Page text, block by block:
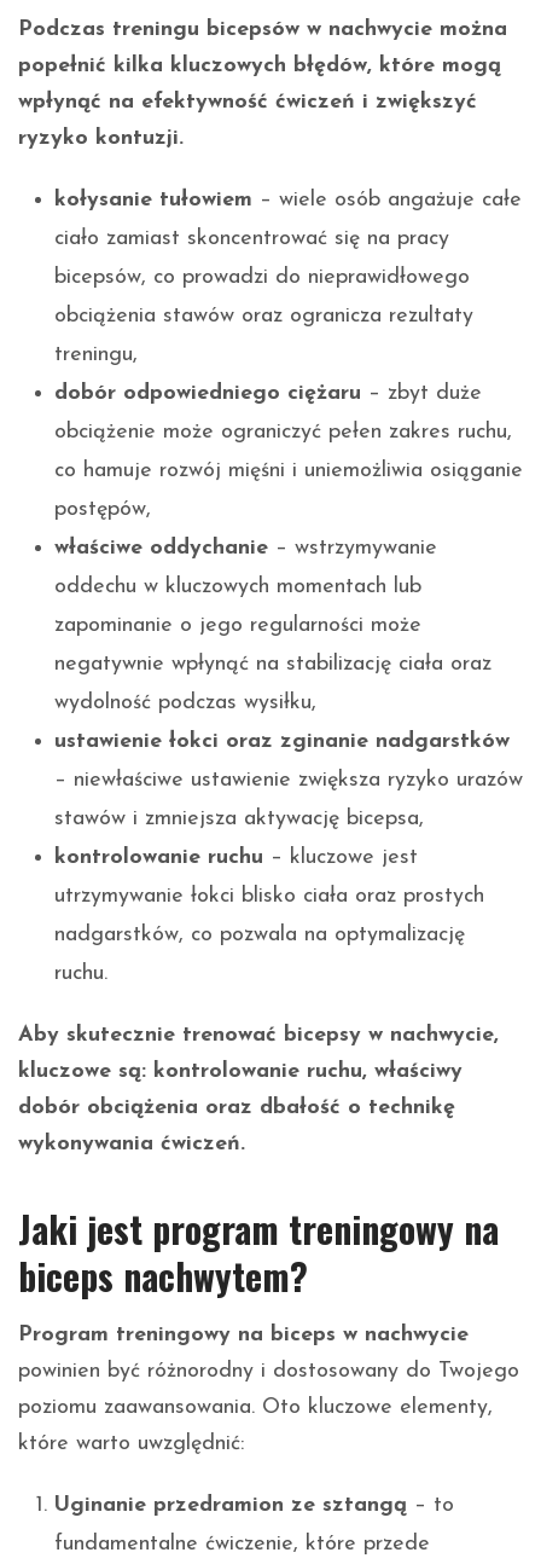
Podczas treningu bicepsów w nachwycie można
popełnić kilka kluczowych błędów, które mogą
wpłynąć na efektywność ćwiczeń i zwiększyć
ryzyko kontuzji.
kołysanie tułowiem – wiele osób angażuje całe
ciało zamiast skoncentrować się na pracy
bicepsów, co prowadzi do nieprawidłowego
obciążenia stawów oraz ogranicza rezultaty
treningu,
dobór odpowiedniego ciężaru – zbyt duże
obciążenie może ograniczyć pełen zakres ruchu,
co hamuje rozwój mięśni i uniemożliwia osiąganie
postępów,
właściwe oddychanie – wstrzymywanie
oddechu w kluczowych momentach lub
zapominanie o jego regularności może
negatywnie wpłynąć na stabilizację ciała oraz
wydolność podczas wysiłku,
ustawienie łokci oraz zginanie nadgarstków
– niewłaściwe ustawienie zwiększa ryzyko urazów
stawów i zmniejsza aktywację bicepsa,
kontrolowanie ruchu – kluczowe jest
utrzymywanie łokci blisko ciała oraz prostych
nadgarstków, co pozwala na optymalizację
ruchu.
Aby skutecznie trenować bicepsy w nachwycie,
kluczowe są: kontrolowanie ruchu, właściwy
dobór obciążenia oraz dbałość o technikę
wykonywania ćwiczeń.
Jaki jest program treningowy na
biceps nachwytem?
Program treningowy na biceps w nachwycie
powinien być różnorodny i dostosowany do Twojego
poziomu zaawansowania. Oto kluczowe elementy,
które warto uwzględnić:
Uginanie przedramion ze sztangą – to
fundamentalne ćwiczenie, które przede